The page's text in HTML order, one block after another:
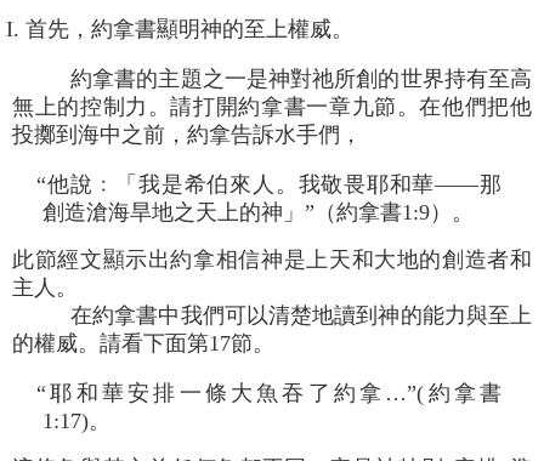
I. 首先，約拿書顯明神的至上權威。
約拿書的主題之一是神對祂所創的世界持有至高
無上的控制力。請打開約拿書一章九節。在他們把他
投擲到海中之前，約拿告訴水手們，
“他說﹕「我是希伯來人。我敬畏耶和華――那
創造滄海旱地之天上的神」”（約拿書1:9）。
此節經文顯示出約拿相信神是上天和大地的創造者和
主人。
在約拿書中我們可以清楚地讀到神的能力與至上
的權威。請看下面第17節。
“耶和華安排一條大魚吞了約拿…”(約拿書
1:17)。